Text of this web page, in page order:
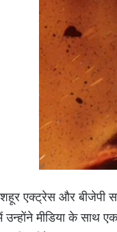
एक्ट्रेस और बीजेपी
मीडिया के साथ